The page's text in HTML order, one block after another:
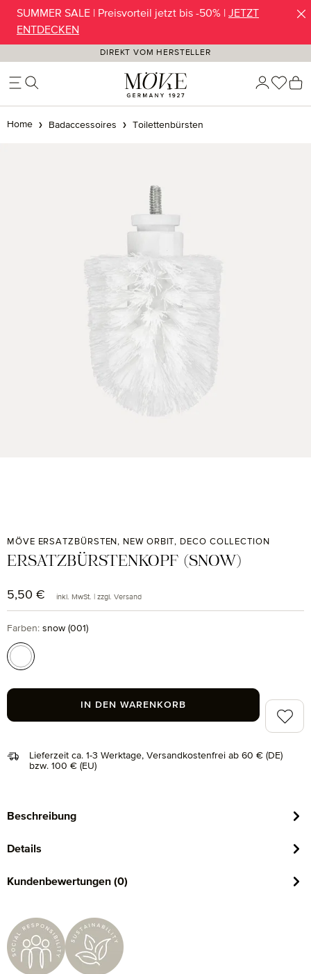
Zum Hauptinhalt springen
SUMMER SALE | Preisvorteil jetzt bis -50% | JETZT
ENTDECKEN
DIREKT VOM HERSTELLER
Du
Home Badaccessoires Toilettenbürsten
MÖVE ERSATZBÜRSTEN, NEW ORBIT, DECO COLLECTION
ERSATZBÜRSTENKOPF (SNOW)
Regulärer Preis:
5,50 € inkl. MwSt. | zzgl. Versand
Lieferzeit ca. 1-3 Werktage, Versandkostenfrei ab 60 € (DE)
bzw. 100 € (EU)
Farbenauswählen
: snow (001)
snow (001)
IN DEN WARENKORB Zum
Beschreibung
Details
Kundenbewertungen (0)